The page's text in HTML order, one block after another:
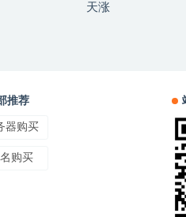
天涨
推荐
器购买
购买